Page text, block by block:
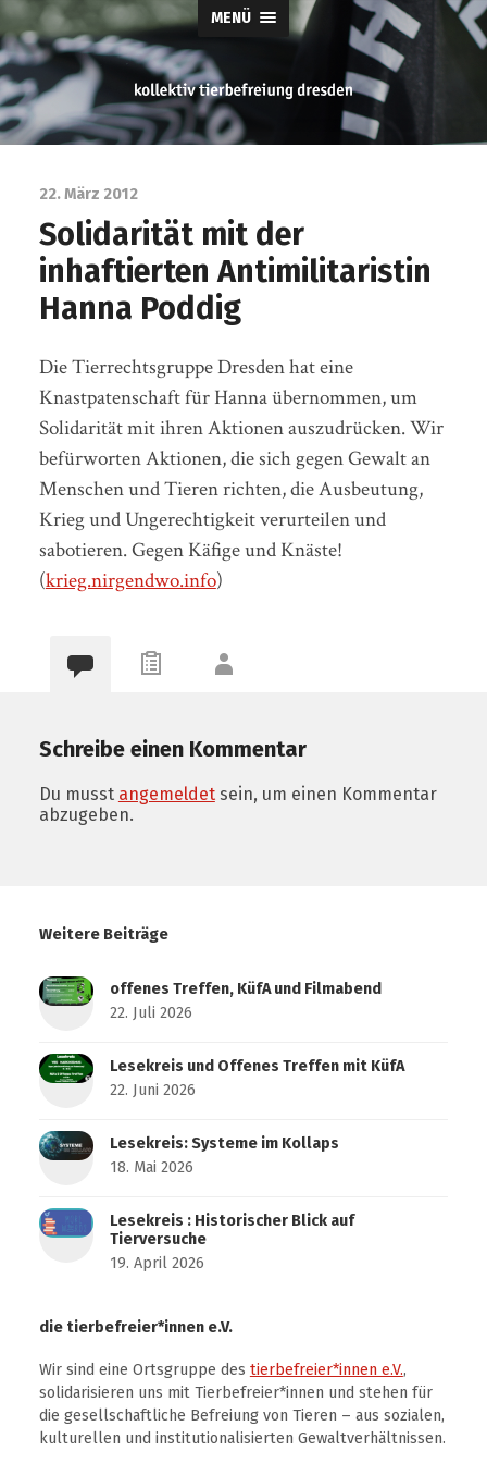
MENÜ
tierbefreiung
22. März 2012
Solidarität mit der
inhaftierten Antimilitaristin
Hanna Poddig
Die Tierrechtsgruppe Dresden hat eine
Knastpatenschaft für Hanna übernommen, um
Solidarität mit ihren Aktionen auszudrücken. Wir
befürworten Aktionen, die sich gegen Gewalt an
Menschen und Tieren richten, die Ausbeutung,
Krieg und Ungerechtigkeit verurteilen und
sabotieren. Gegen Käfige und Knäste!
(krieg.nirgendwo.info)
Schreibe einen Kommentar
Du musst angemeldetsein, um einen Kommentar
abzugeben.
Weitere Beiträge
offenes Treffen, KüfA und Filmabend
22. Juli 2026
Lesekreis und Offenes Treffen mit KüfA
22. Juni 2026
Lesekreis: Systeme im Kollaps
18. Mai 2026
Lesekreis : Historischer Blick auf
Tierversuche
19. April 2026
die tierbefreier*innen e.V.
Wir sind eine Ortsgruppe des tierbefreier*innen e.V.,
solidarisieren uns mit Tierbefreier*innen und stehen für
die gesellschaftliche Befreiung von Tieren – aus sozialen,
kulturellen und institutionalisierten Gewaltverhältnissen.